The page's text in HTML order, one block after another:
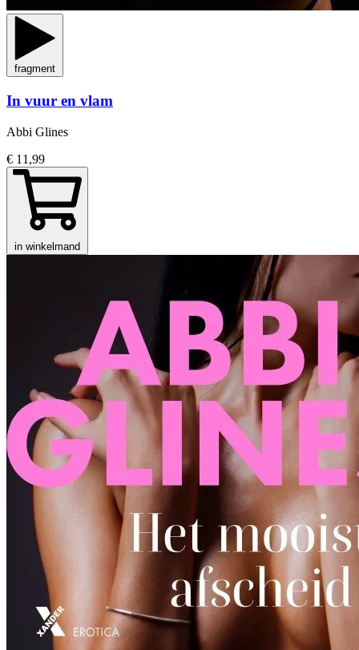
fragment
In vuur en vlam
Abbi Glines
€ 11,99
in winkelmand